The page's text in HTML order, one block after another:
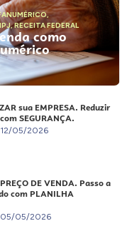
,
,RECEITA FEDERAL
como
sua EMPRESA. Reduzir
SEGURANÇA.
12/05/2026
DE VENDA. Passo a
com PLANILHA
05/05/2026